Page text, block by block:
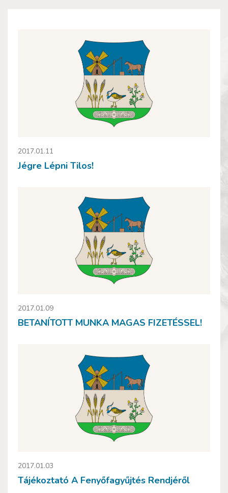
2017.01.11
Jégre Lépni Tilos!
2017.01.09
BETANÍTOTT MUNKA MAGAS FIZETÉSSEL!
2017.01.03
Tájékoztató A Fenyőfagyűjtés Rendjéről